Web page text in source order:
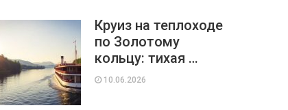
Круиз на теплоходе
по Золотому
кольцу: тихая …
10.06.2026